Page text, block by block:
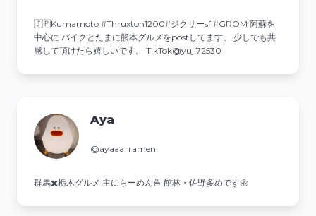
🇯🇵Kumamoto #Thruxton1200#ジクサーsf #GROM 阿蘇を
中心に バイクとたまに熊本グルメをpostしてます。 少しでも共
感して頂けたら嬉しいです。 TikTok@yuji72530
Aya
@ayaaa_ramen
群馬✖️栃木グルメ 主にらーめん🍜 館林・佐野多めです🌼